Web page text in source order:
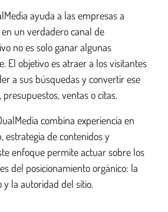
SEO
ayuda a las empresas a
un verdadero canal de
no es solo ganar algunas
El objetivo es atraer a los visitantes
a sus búsquedas y convertir ese
ventas o citas.
combina experiencia en
estrategia de contenidos y
enfoque permite actuar sobre los
del posicionamiento orgánico: la
y la autoridad del sitio.